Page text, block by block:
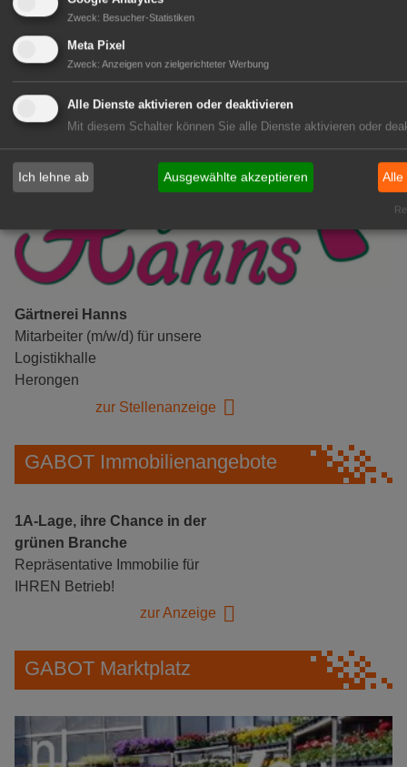
(m/w/d)
Gensingen
zur Stellenanzeige
Gärtnerei Hanns
Mitarbeiter (m/w/d) für unsere
Logistikhalle
Herongen
zur Stellenanzeige
GABOT Immobilienangebote
1A-Lage, ihre Chance in der
grünen Branche
Repräsentative Immobilie für
IHREN Betrieb!
zur Anzeige
GABOT Marktplatz
Zweck: Besucher-Statistiken
Meta Pixel
Zweck: Anzeigen von zielgerichteter Werbung
Alle Dienste aktivieren oder deaktivieren
Mit diesem Schalter können Sie alle Dienste aktivieren oder
Ich lehne ab Ausgewählte akzeptieren Alle